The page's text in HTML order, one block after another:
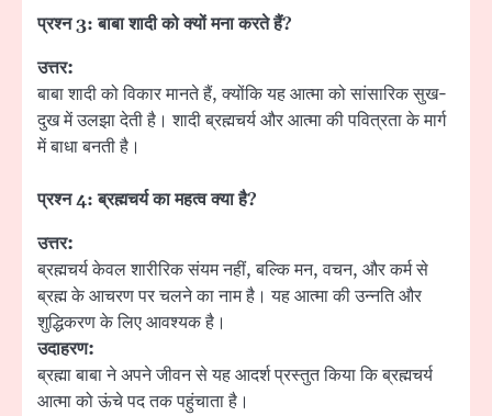
प्रश्न3:बाबा शादी को क्यों मना करते हैं?
उत्तर:
बाबा शादी को विकार मानते हैं, क्योंकि यह आत्मा को सांसारिक सुख-
दुख में उलझा देती है। शादी ब्रह्मचर्य और आत्मा की पवित्रता के मार्ग
में बाधा बनती है।
प्रश्न4:ब्रह्मचर्य का महत्व क्या है?
उत्तर:
ब्रह्मचर्य केवल शारीरिक संयम नहीं, बल्कि मन, वचन, और कर्म से
ब्रह्म के आचरण पर चलने का नाम है। यह आत्मा की उन्नति और
शुद्धिकरण के लिए आवश्यक है।
उदाहरण:
ब्रह्मा बाबा ने अपने जीवन से यह आदर्श प्रस्तुत किया कि ब्रह्मचर्य
आत्मा को ऊंचे पद तक पहुंचाता है।